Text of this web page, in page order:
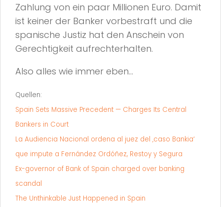
Zahlung von ein paar Millionen Euro. Damit
ist keiner der Banker vorbestraft und die
spanische Justiz hat den Anschein von
Gerechtigkeit aufrechterhalten.
Also alles wie immer eben…
Quellen:
Spain Sets Massive Precedent — Charges Its Central
Bankers in Court
La Audiencia Nacional ordena al juez del ‚caso Bankia‘
que impute a Fernández Ordóñez, Restoy y Segura
Ex-governor of Bank of Spain charged over banking
scandal
The Unthinkable Just Happened in Spain